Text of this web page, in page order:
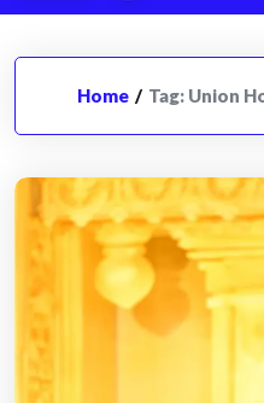
Home / Tag: Union